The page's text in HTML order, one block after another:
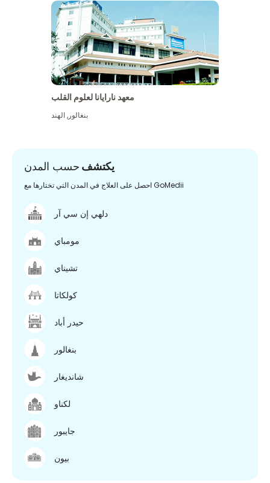
معهد نارايانا لعلوم القلب
بنغالور,الهند
يكتشف حسب المدن
احصل على العلاج في المدن التي تختارها مع GoMedii
دلهي إن سي آر
مومباي
تشيناي
كولكاتا
حيدر أباد
بنغالور
شانديغار
لكناو
جايبور
بيون